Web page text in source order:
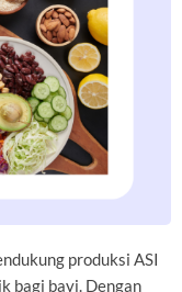
produksi ASI
bagi bayi. Dengan